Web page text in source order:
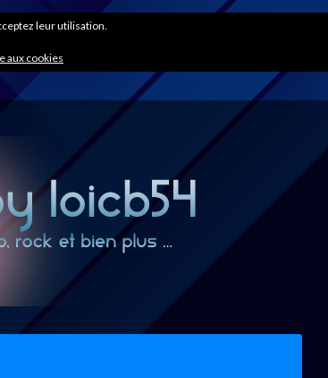
leur utilisation.
aux cookies